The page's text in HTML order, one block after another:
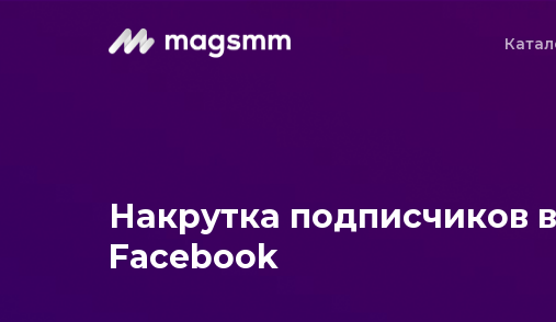
Накрутка подписчиков в
Facebook